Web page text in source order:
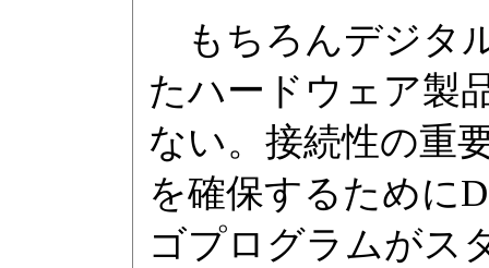
もちろんデジタ
たハードウェア製
ない。接続性の重
を確保するために
ゴプログラムがス